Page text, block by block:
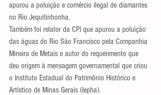
apurou a poluição e comércio ilegal de diamantes
no Rio Jequitinhonha.
Também foi relator da CPI que apurou a poluição
das águas do Rio São Francisco pela Companhia
Mineira de Metais e autor do requerimento que
deu origem à mensagem governamental que criou
o Instituto Estadual do Patrimônio Histórico e
Artístico de Minas Gerais (Iepha).